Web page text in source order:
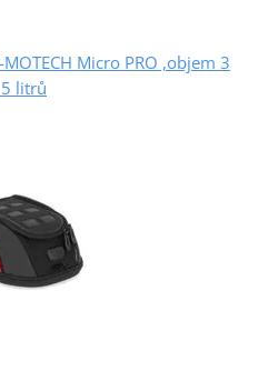
Micro PRO ,objem 3
litrů